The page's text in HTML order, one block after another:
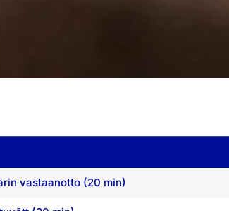
vastaanotto (20 min)